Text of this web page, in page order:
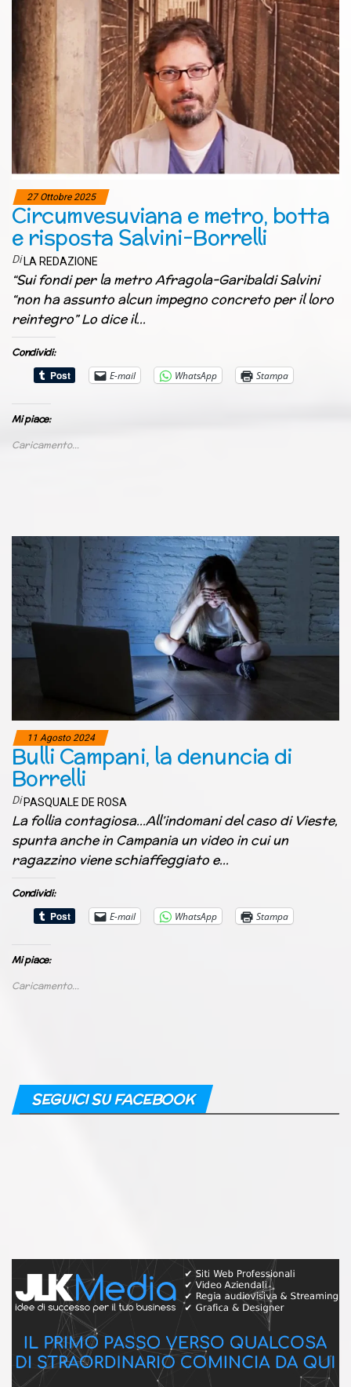
27 Ottobre 2025
Circumvesuviana e metro, botta
e risposta Salvini-Borrelli
Di LA REDAZIONE
“Sui fondi per la metro Afragola-Garibaldi Salvini
“non ha assunto alcun impegno concreto per il loro
reintegro” Lo dice il…
Condividi:
E-mail
WhatsApp Stampa
Mi piace:
Caricamento...
11 Agosto 2024
Bulli Campani, la denuncia di
Borrelli
Di PASQUALE DE ROSA
La follia contagiosa…All’indomani del caso di Vieste,
spunta anche in Campania un video in cui un
ragazzino viene schiaffeggiato e…
Condividi:
E-mail
WhatsApp Stampa
Mi piace:
Caricamento...
SEGUICI SU FACEBOOK